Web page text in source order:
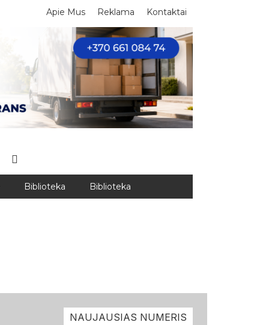
Apie Mus Reklama Kontaktai
Biblioteka Biblioteka
NAUJAUSIAS NUMERIS